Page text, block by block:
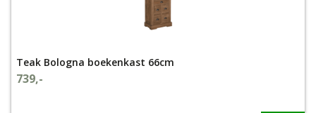
Teak Bologna boekenkast 66cm
739,-